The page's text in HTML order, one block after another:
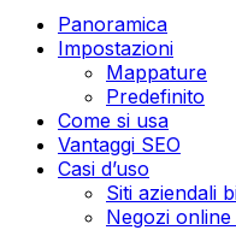
Panoramica
Impostazioni
Mappature
Predefinito
Come si usa
Vantaggi SEO
Casi d’uso
Siti aziendali
Negozi